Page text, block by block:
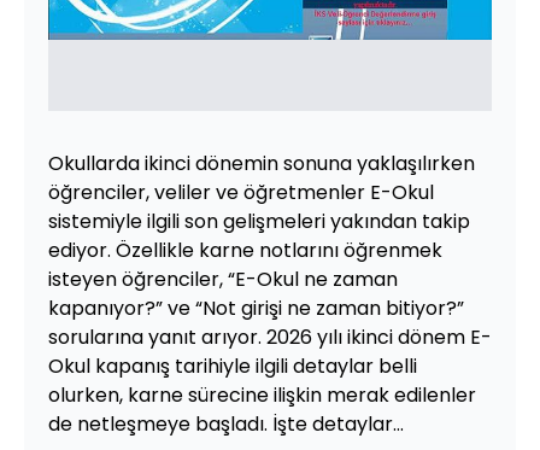
Okullarda ikinci dönemin sonuna yaklaşılırken
öğrenciler, veliler ve öğretmenler E-Okul
sistemiyle ilgili son gelişmeleri yakından takip
ediyor. Özellikle karne notlarını öğrenmek
isteyen öğrenciler, “E-Okul ne zaman
kapanıyor?” ve “Not girişi ne zaman bitiyor?”
sorularına yanıt arıyor. 2026 yılı ikinci dönem E-
Okul kapanış tarihiyle ilgili detaylar belli
olurken, karne sürecine ilişkin merak edilenler
de netleşmeye başladı. İşte detaylar...